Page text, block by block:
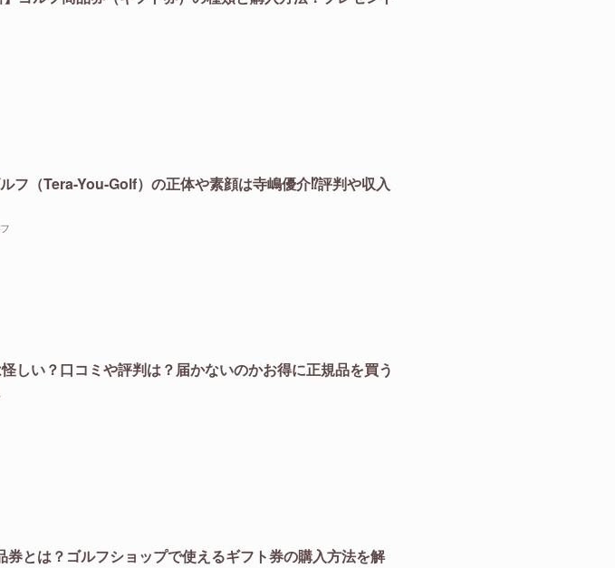
フ（Tera-You-Golf）の正体や素顔は寺嶋優介⁉︎評判や収入
しい？口コミや評判は？届かないのかお得に正規品を買う
券とは？ゴルフショップで使えるギフト券の購入方法を解